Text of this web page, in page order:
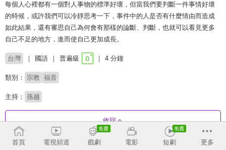
每個人心裡都有一個對人事物的標準好壞，但當我們要判斷一件事情好壞
的時候，或許我們可以冷靜思考一下，事件中的人是否有什麼情由而造成
如此結果，還有審思自己為何會有那樣的論斷、判斷，也就可以看見更多
自己不足的地方，進而使自己更加成長。
台灣 國語 普遍級 4 分鐘
類別： 宗教 福音
主持： 孫越
收回
首頁 電視頻道 戲劇 電影 短劇 更多